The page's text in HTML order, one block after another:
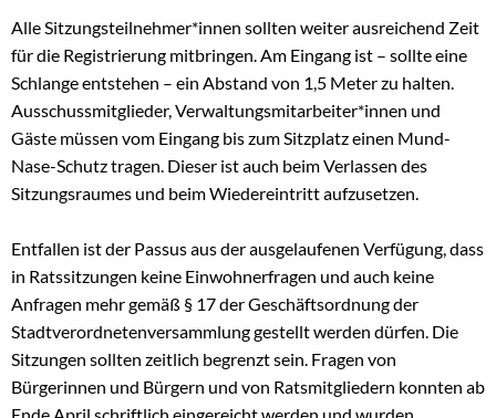
Alle Sitzungsteilnehmer*innen sollten weiter ausreichend Zeit
für die Registrierung mitbringen. Am Eingang ist – sollte eine
Schlange entstehen – ein Abstand von 1,5 Meter zu halten.
Ausschussmitglieder, Verwaltungsmitarbeiter*innen und
Gäste müssen vom Eingang bis zum Sitzplatz einen Mund-
Nase-Schutz tragen. Dieser ist auch beim Verlassen des
Sitzungsraumes und beim Wiedereintritt aufzusetzen.
Entfallen ist der Passus aus der ausgelaufenen Verfügung, dass
in Ratssitzungen keine Einwohnerfragen und auch keine
Anfragen mehr gemäß § 17 der Geschäftsordnung der
Stadtverordnetenversammlung gestellt werden dürfen. Die
Sitzungen sollten zeitlich begrenzt sein. Fragen von
Bürgerinnen und Bürgern und von Ratsmitgliedern konnten ab